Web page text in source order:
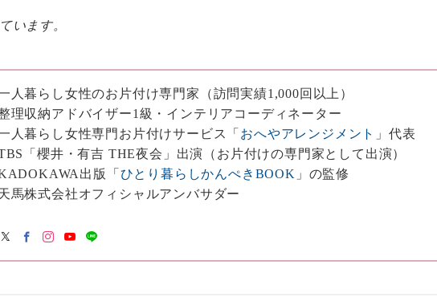
います。
人暮らし女性のお片付け専門家（訪問実績1,000回以上）
理収納アドバイザー1級・インテリアコーディネーター
人暮らし女性専門お片付けサービス「 おへやアレンジメント
」代表
「櫻井・有吉 THE夜会」出演（お片付けの専門家として出演）
出版「 ひとり暮らしかんぺきBOOK 」の監修
馬株式会社オフィシャルアンバサダー